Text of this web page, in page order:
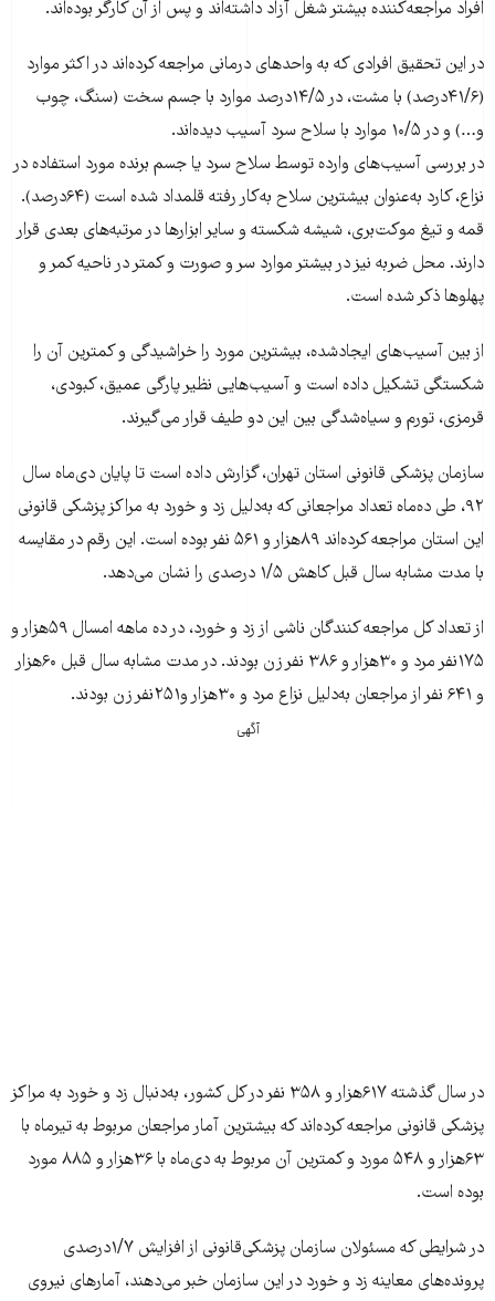
افراد مراجعه‌کننده بیشتر شغل آزاد داشته‌اند و پس از آن کارگر بوده‌اند.
در این تحقیق افرادی که به واحدهای درمانی مراجعه کرده‌اند در اکثر موارد
(۴۱/۶درصد) با مشت، در ۱۴/۵درصد موارد با جسم سخت (سنگ، چوب
و…) و در ۱۰/۵ موارد با سلاح سرد آسیب دیده‌اند.
در بررسی آسیب‌های وارده توسط سلاح سرد یا جسم برنده مورد استفاده در
نزاع، کارد به‌عنوان بیشترین سلاح به‌کار رفته قلمداد شده است (۶۴درصد).
قمه و تیغ موکت‌بری، شیشه شکسته و سایر ابزارها در مرتبه‌های بعدی قرار
دارند. محل ضربه نیز در بیشتر موارد سر و صورت و کمتر در ناحیه کمر و
پهلوها ذکر شده است.
از بین آسیب‌های ایجادشده، بیشترین مورد را خراشیدگی و کمترین آن را
شکستگی تشکیل داده است و آسیب‌هایی نظیر پارگی عمیق، کبودی،
قرمزی، تورم و سیاه‌شدگی بین این دو طیف قرار می‌گیرند.
سازمان پزشکی‌ قانونی استان تهران، گزارش داده است تا پایان دی‌ماه سال
۹۲، طی ده‌ماه تعداد مراجعانی که به‌دلیل زد و خورد به مراکز پزشکی قانونی
این استان مراجعه کرده‌اند ۸۹هزار و ۵۶۱ نفر بوده است. این رقم در مقایسه
با مدت مشابه سال قبل کاهش ۱/۵ درصدی را نشان می‌دهد.
از تعداد کل مراجعه کنندگان ناشی از زد و خورد، در ده ماهه امسال ۵۹هزار و
۱۷۵نفر مرد و ۳۰هزار و ۳۸۶ نفر زن بودند. در مدت مشابه سال قبل ۶۰هزار
و ۶۴۱ نفر از مراجعان به‌دلیل نزاع مرد و ۳۰هزار و۲۵۱نفر زن بودند.
آگهی
در سال گذشته ۶۱۷هزار و ۳۵۸ نفر در کل کشور، به‌دنبال زد و خورد به مراکز
پزشکی قانونی مراجعه کرده‌اند که بیشترین آمار مراجعان مربوط به تیرماه با
۶۳هزار و ۵۴۸ مورد و کمترین آن مربوط به دی‌ماه با ۳۶هزار و ۸۸۵ مورد
بوده است.
در شرایطی که مسئولان سازمان پزشکی‌قانونی از افزایش ۱/۷درصدی
پرونده‌های معاینه زد و خورد در این سازمان خبر می‌دهند، آمارهای نیروی